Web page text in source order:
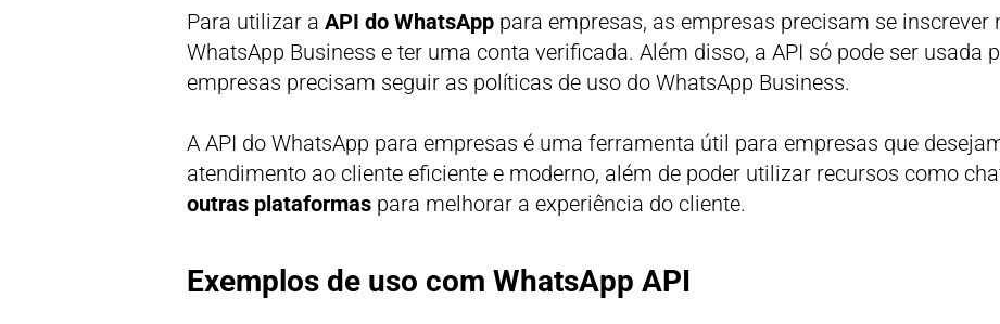
Para utilizar a API do WhatsApp para empresas, as empresas precisam se
WhatsApp Business e ter uma conta verificada. Além disso, a API só pode ser usada
empresas precisam seguir as políticas de uso do WhatsApp Business.
A API do WhatsApp para empresas é uma ferramenta útil para empresas que
atendimento ao cliente eficiente e moderno, além de poder utilizar recursos como
outras plataformas para melhorar a experiência do cliente.
Exemplos de uso com WhatsApp API